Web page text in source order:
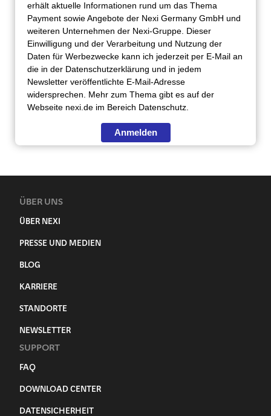
erhält aktuelle Informationen rund um das Thema
Payment sowie Angebote der Nexi Germany GmbH und
weiteren Unternehmen der Nexi-Gruppe. Dieser
Einwilligung und der Verarbeitung und Nutzung der
Daten für Werbezwecke kann ich jederzeit per E-Mail an
die in der Datenschutzerklärung und in jedem
Newsletter veröffentlichte E-Mail-Adresse
widersprechen. Mehr zum Thema gibt es auf der
Webseite nexi.de im Bereich Datenschutz.
Anmelden
ÜBER UNS
ÜBER NEXI
PRESSE UND MEDIEN
BLOG
KARRIERE
STANDORTE
NEWSLETTER
SUPPORT
FAQ
DOWNLOAD CENTER
DATENSICHERHEIT